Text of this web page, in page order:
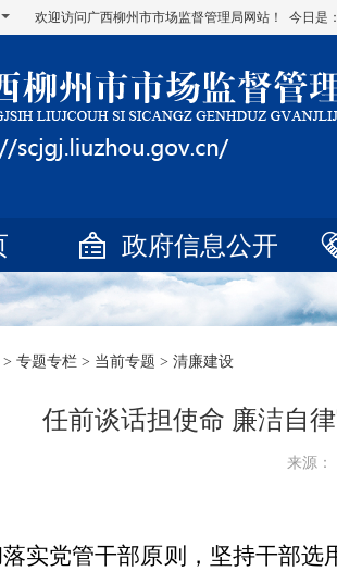
欢迎访问广西柳州市市场监督管理局网站！ 今日是
政府信息公开
> 专题专栏 > 当前专题 > 清廉建设
任前谈话担使命 廉洁自
来源
实党管干部原则，坚持干部